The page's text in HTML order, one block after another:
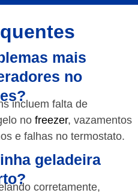
mais
no
incluem falta de
no freezer, vazamentos
e falhas no termostato.
geladeira
corretamente,